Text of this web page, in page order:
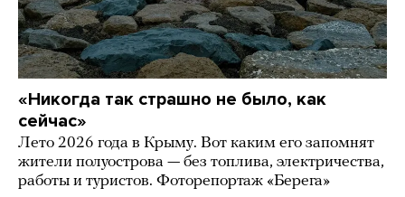
«Никогда так страшно не было, как
сейчас»
Лето 2026 года в Крыму. Вот каким его запомнят
жители полуострова — без топлива, электричества,
работы и туристов. Фоторепортаж «Берега»